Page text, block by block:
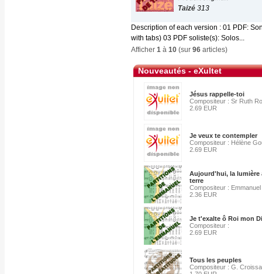
Taizé 313
Description of each version : 01 PDF:
with tabs) 03 PDF soliste(s): Solos...
Afficher 1 à 10 (sur 96 articles)
Nouveautés - eXultet
Jésus rappelle-toi
Compositeur : Sr Ruth
2.69 EUR
Je veux te contempler
Compositeur : Hélène
2.69 EUR
Aujourd'hui, la lumière
terre
Compositeur :
2.36 EUR
Je t'exalte ô Roi mon
Compositeur :
2.69 EUR
Tous les peuples
Compositeur : G.